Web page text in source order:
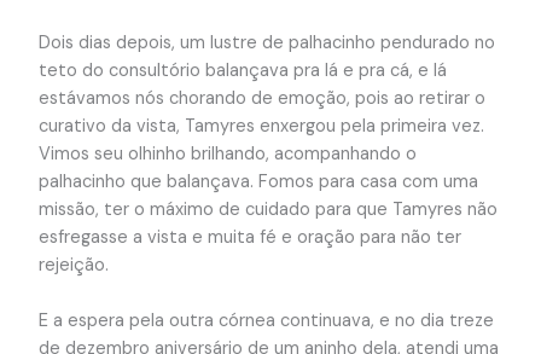
Dois dias depois, um lustre de palhacinho pendurado no
teto do consultório balançava pra lá e pra cá, e lá
estávamos nós chorando de emoção, pois ao retirar o
curativo da vista, Tamyres enxergou pela primeira vez.
Vimos seu olhinho brilhando, acompanhando o
palhacinho que balançava. Fomos para casa com uma
missão, ter o máximo de cuidado para que Tamyres não
esfregasse a vista e muita fé e oração para não ter
rejeição.
E a espera pela outra córnea continuava, e no dia treze
de dezembro aniversário de um aninho dela, atendi uma